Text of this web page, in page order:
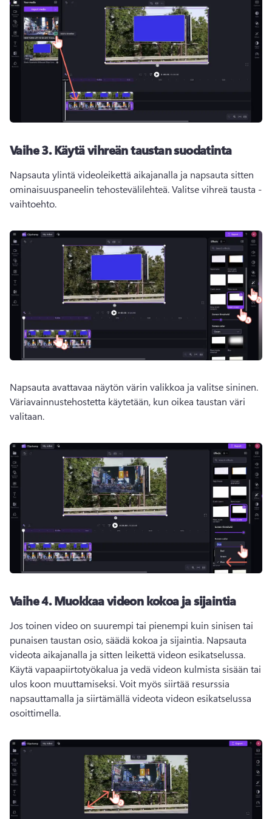
Vaihe 3.Käytä vihreän taustan suodatinta
Napsauta ylintä videoleikettä aikajanalla ja napsauta sitten
ominaisuuspaneelin tehostevälilehteä. Valitse vihreä tausta -
vaihtoehto.
Väriavainnustehostetta käytetään, kun oikea taustan väri
valitaan.
Vaihe 4.Muokkaa videon kokoa ja sijaintia
Jos toinen video on suurempi tai pienempi kuin sinisen tai
punaisen taustan osio, säädä kokoa ja sijaintia. Napsauta
Käytä vapaapiirtotyökalua ja vedä videon kulmista sisään tai
ulos koon muuttamiseksi. Voit myös siirtää resurssia
napsauttamalla ja siirtämällä videota videon esikatselussa
osoittimella.